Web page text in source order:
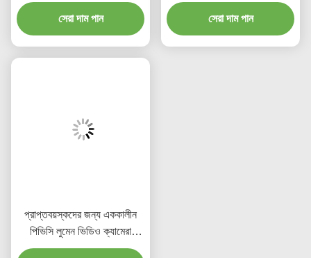
সেরা দাম পান সেরা দাম পান
প্রাপ্তবয়স্কদের জন্য এককালীন
পিভিসি লুমেন ভিডিও ক্যামেরা
এন্ডোব্রঙ্কিয়াল ক্যানুলা